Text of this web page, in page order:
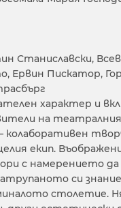
Станиславски,
Пискатор,
характер и
на театралния
колаборативен
екип.
с намерението да
си
столетие.